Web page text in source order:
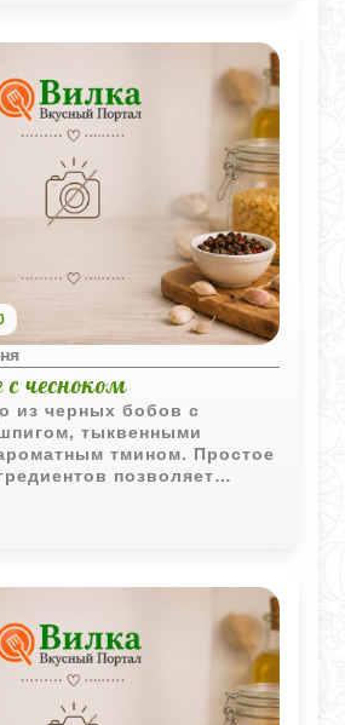
чесноком
из черных бобов с
тыквенными
тмином. Простое
позволяет
вкус и
текстуру.